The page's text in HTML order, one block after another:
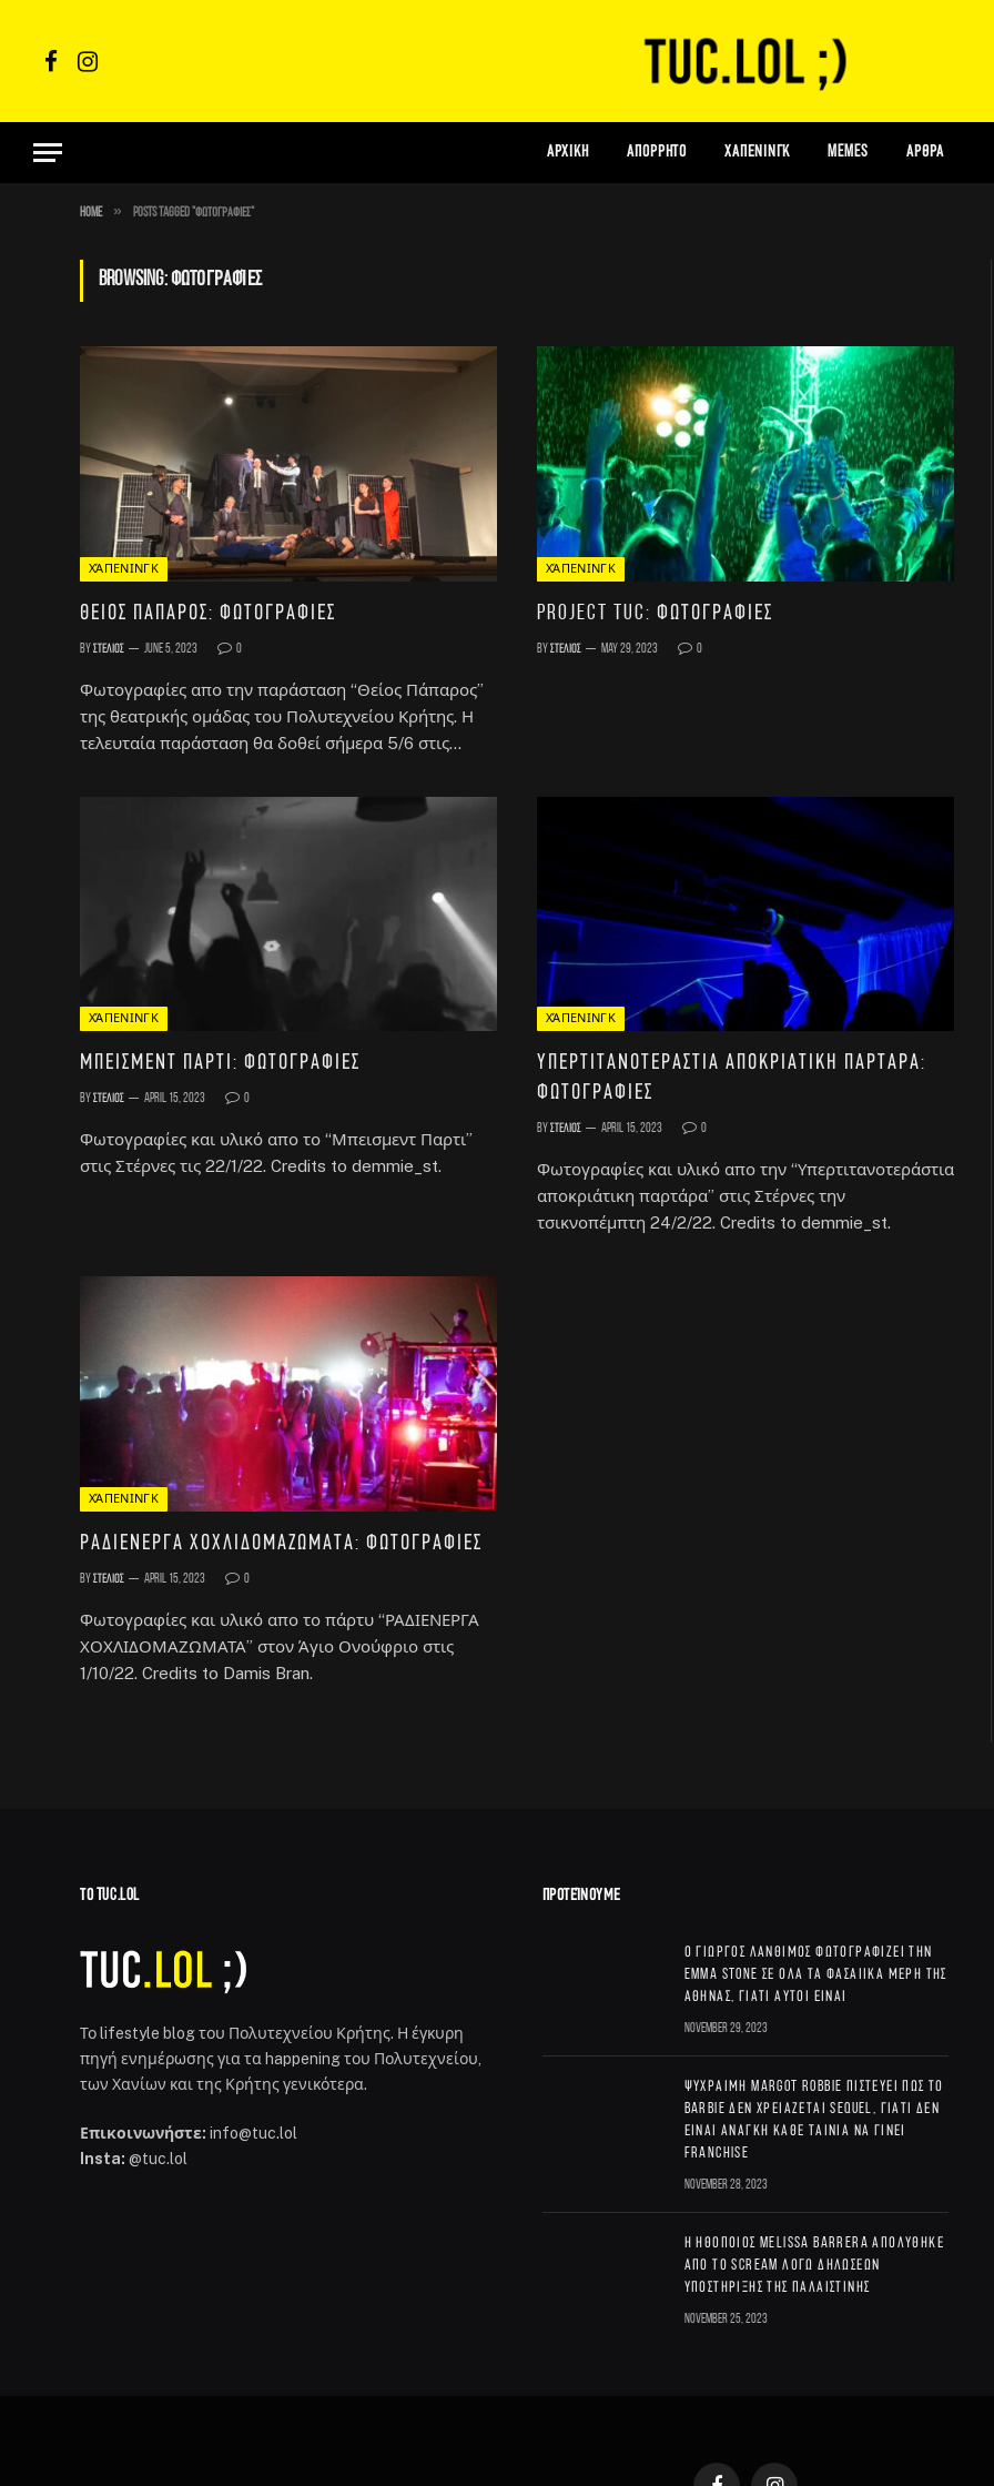
FacebookInstagram
ΑΡΧΙΚΗ Απόρρητο Χάπενινγκ Memes Αρθρα
Home » Posts Tagged "Φωτογραφίες"
BROWSING:ΦΩΤΟΓΡΑΦΊΕΣ
ΧΆΠΕΝΙΝΓΚ
Θείος Πάπαρος: Φωτογραφίες
ByΣτέλιος June 5, 2023 0
Φωτογραφίες απο την παράσταση “Θείος Πάπαρος”
της θεατρικής ομάδας του Πολυτεχνείου Κρήτης. Η
τελευταία παράσταση θα δοθεί σήμερα 5/6 στις…
ΧΆΠΕΝΙΝΓΚ
Project TUC: Φωτογραφίες
ByΣτέλιος May 29, 2023 0
ΧΆΠΕΝΙΝΓΚ
Μπεισμεντ Παρτι: Φωτογραφίες
ByΣτέλιος April 15, 2023 0
Φωτογραφίες και υλικό απο το “Μπεισμεντ Παρτι”
στις Στέρνες τις 22/1/22. Credits to demmie_st.
ΧΆΠΕΝΙΝΓΚ
Υπερτιτανοτεράστια αποκριάτικη παρτάρα:
Φωτογραφίες
ByΣτέλιος April 15, 2023 0
Φωτογραφίες και υλικό απο την “Υπερτιτανοτεράστια
αποκριάτικη παρτάρα” στις Στέρνες την
τσικνοπέμπτη 24/2/22. Credits to demmie_st.
ΧΆΠΕΝΙΝΓΚ
ΡΑΔΙΕΝΕΡΓΑ ΧΟΧΛΙΔΟΜΑΖΩΜΑΤΑ: Φωτογραφίες
ByΣτέλιος April 15, 2023 0
Φωτογραφίες και υλικό απο το πάρτυ “ΡΑΔΙΕΝΕΡΓΑ
ΧΟΧΛΙΔΟΜΑΖΩΜΑΤΑ” στον Άγιο Ονούφριο στις
1/10/22. Credits to Damis Bran.
ΤΟ TUC.LOL
Το lifestyle blog του Πολυτεχνείου Κρήτης. Η έγκυρη
πηγή ενημέρωσης για τα happening του Πολυτεχνείου,
των Χανίων και της Κρήτης γενικότερα.
Επικοινωνήστε: info@tuc.lol
Insta: @tuc.lol
ΠΡΟΤΕΊΝΟΥΜΕ
Ο Γιώργος Λάνθιμος φωτογραφίζει την
Emma Stone σε όλα τα φασαίικα μέρη της
Αθήνας, γιατί αυτοί είναι
November 29, 2023
Ψύχραιμη Margot Robbie πιστεύει πως το
Barbie δεν χρειάζεται sequel, γιατί δεν
είναι ανάγκη κάθε ταινία να γίνει
franchise
November 28, 2023
Η ηθοποιός Melissa Barrera απολύθηκε
από το Scream λόγω δηλώσεων
υποστήριξης της Παλαιστίνης
November 25, 2023